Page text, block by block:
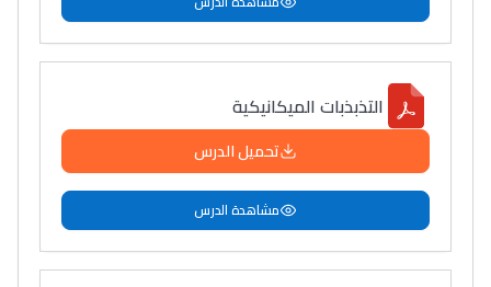
التذبذبات الميكانيكية
تحميل الدرس
مشاهدة الدرس